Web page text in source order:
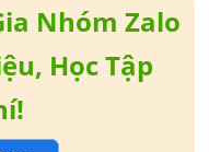
Nhóm Zalo
Học Tập